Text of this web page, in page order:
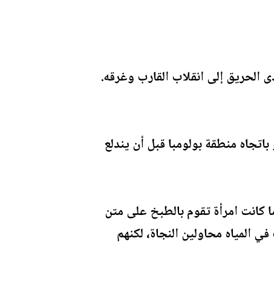
على متن قارب خشبي كان يحمل حوالي 400 راكب، وأدى الحريق إلى انقلاب القارب وغرقه.
منطقة بولومبا قبل أن يندلع
كانت امرأة تقوم بالطبخ على متن
المياه محاولين النجاة، لكنهم